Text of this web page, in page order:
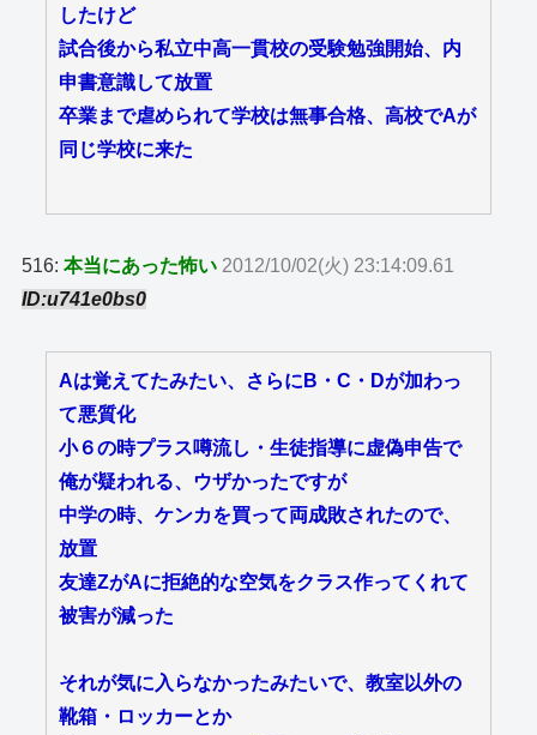
したけど
試合後から私立中高一貫校の受験勉強開始、内
申書意識して放置
卒業まで虐められて学校は無事合格、高校でAが
同じ学校に来た
516:本当にあった怖い 2012/10/02(火) 23:14:09.61
ID:u741e0bs0
Aは覚えてたみたい、さらにB・C・Dが加わっ
て悪質化
小６の時プラス噂流し・生徒指導に虚偽申告で
俺が疑われる、ウザかったですが
中学の時、ケンカを買って両成敗されたので、
放置
友達ZがAに拒絶的な空気をクラス作ってくれて
被害が減った
それが気に入らなかったみたいで、教室以外の
靴箱・ロッカーとか